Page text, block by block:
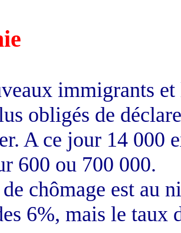
immigrants
obligés de
A ce jour 14 000
600 ou 700 000.
chômage est au
6%, mais le